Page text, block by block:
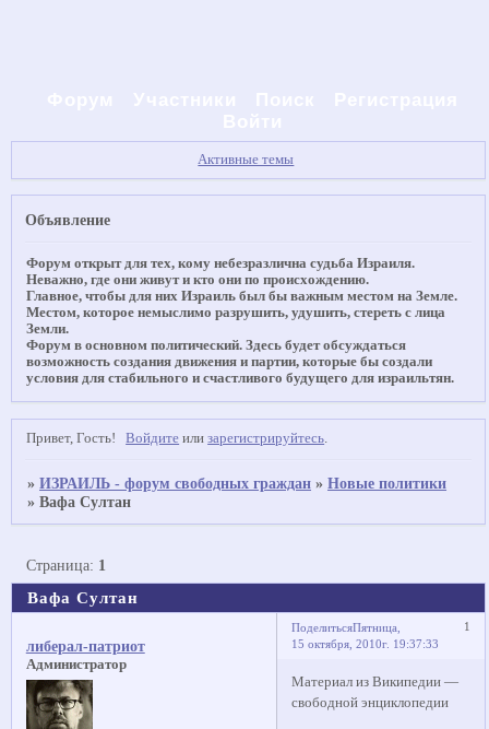
Активные темы
Объявление
Форум открыт для тех, кому небезразлична судьба Израиля.
Неважно, где они живут и кто они по происхождению.
Главное, чтобы для них Израиль был бы важным местом на Земле.
Местом, которое немыслимо разрушить, удушить, стереть с лица
Земли.
Форум в основном политический. Здесь будет обсуждаться
возможность создания движения и партии, которые бы создали
условия для стабильного и счастливого будущего для израильтян.
Привет, Гость! Войдите илизарегистрируйтесь
»ИЗРАИЛЬ - форум свободных граждан »Новые политики
»Вафа Султан
Вафа Султан
Страница: 1
Поделиться 1
Пятница,
15 октября, 2010г. 19:37:33
либерал-патриот
Администратор
Материал из Википедии —
свободной энциклопедии